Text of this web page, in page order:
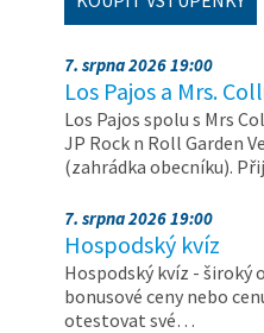
7. srpna 2026 19:00
Los Pajos a Mrs.
Los Pajos spolu s Mrs
JP Rock n Roll Garden
(zahrádka obecníku).
7. srpna 2026 19:00
Hospodský kvíz
Hospodský kvíz - široký
bonusové ceny nebo
otestovat své…